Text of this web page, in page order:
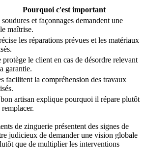
Pourquoi c'est important
soudures et façonnages demandent une
maîtrise.
les réparations prévues et les matériaux
protège le client en cas de désordre relevant
garantie.
facilitent la compréhension des travaux
artisan explique pourquoi il répare plutôt
remplacer.
de zinguerie présentent des signes de
judicieux de demander une vision globale
que de multiplier les interventions